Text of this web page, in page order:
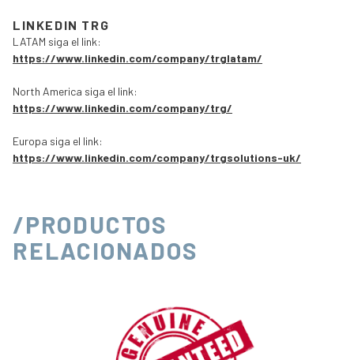
LINKEDIN TRG
LATAM siga el link:
https://www.linkedin.com/company/trglatam/
North America siga el link:
https://www.linkedin.com/company/trg/
Europa siga el link:
https://www.linkedin.com/company/trgsolutions-uk/
/PRODUCTOS
RELACIONADOS